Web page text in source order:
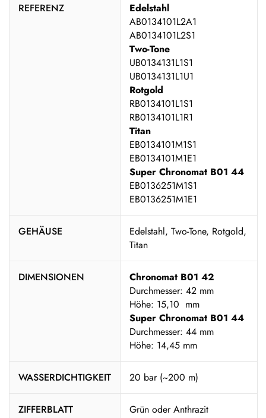
REFERENZ
Edelstahl
AB0134101L2A1
AB0134101L2S1
Two-Tone
UB0134131L1S1
UB0134131L1U1
Rotgold
RB0134101L1S1
RB0134101L1R1
Titan
EB0134101M1S1
EB0134101M1E1
Super Chronomat B01 44
EB0136251M1S1
EB0136251M1E1
GEHÄUSE
Edelstahl, Two-Tone, Rotgold,
Titan
DIMENSIONEN
Chronomat B01 42
Durchmesser: 42 mm
Höhe: 15,10 mm
Super Chronomat B01 44
Durchmesser: 44 mm
Höhe: 14,45 mm
WASSERDICHTIGKEIT 20 bar (~200 m)
ZIFFERBLATT Grün oder Anthrazit